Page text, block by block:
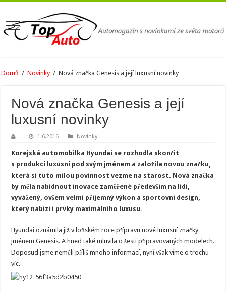
Domů / Novinky / Nová značka Genesis a její luxusní novinky
Nová značka Genesis a její
luxusní novinky
1.6.2016 Novinky
Korejská automobilka Hyundai se rozhodla skončit
s produkcí luxusní pod svým jménem a založila novou značku,
která si tuto milou povinnost vezme na starost. Nová značka
by měla nabídnout inovace zaměřené především na lidi,
vyvážený, ovšem velmi příjemný výkon a sportovní design,
který nabízí i prvky maximálního luxusu.
Hyundai oznámila již v loňském roce přípravu nové luxusní značky
jménem Genesis. A hned také mluvila o šesti připravovaných modelech.
Doposud jsme neměli příliš mnoho informací, nyní však víme o trochu
víc.